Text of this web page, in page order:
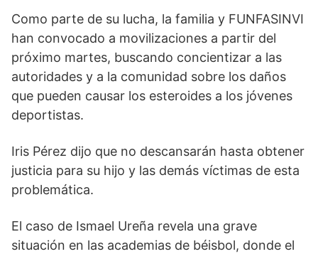
Como parte de su lucha, la familia y FUNFASINVI
han convocado a movilizaciones a partir del
próximo martes, buscando concientizar a las
autoridades y a la comunidad sobre los daños
que pueden causar los esteroides a los jóvenes
deportistas.
Iris Pérez dijo que no descansarán hasta obtener
justicia para su hijo y las demás víctimas de esta
problemática.
El caso de Ismael Ureña revela una grave
situación en las academias de béisbol, donde el